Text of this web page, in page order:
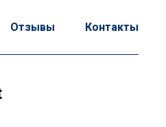
Отзывы Контакты